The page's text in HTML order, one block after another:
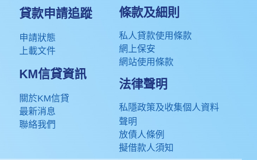
貸款申請追蹤​
申請狀態
上載文件
KM信貸資訊
關於KM信貸
最新消息
聯絡我們
條款及細則
私人貸款使用條款
網上保安
網站使用條款
法律聲明
私隱政策及收集個人資料
聲明
放債人條例
擬借款人須知